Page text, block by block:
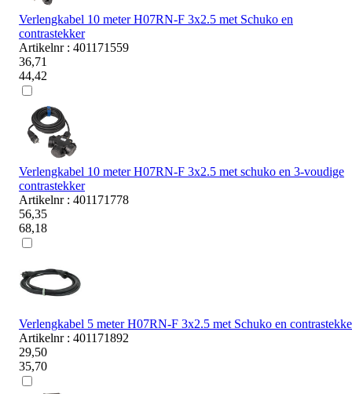
Verlengkabel 10 meter H07RN-F 3x2.5 met Schuko en
contrastekker
Artikelnr : 401171559
36,71
44,42
Verlengkabel 10 meter H07RN-F 3x2.5 met schuko en 3-voudige
contrastekker
Artikelnr : 401171778
56,35
68,18
Verlengkabel 5 meter H07RN-F 3x2.5 met Schuko en
Artikelnr : 401171892
29,50
35,70